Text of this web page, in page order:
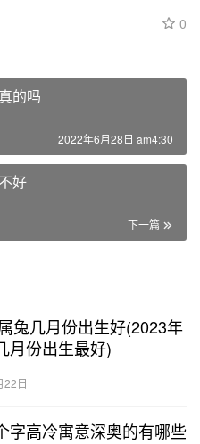
0
的吗
2022年6月28日 am4:30
好
下一篇
兔几月份出生好(2023年
月份出生最好)
22日
字高冷寓意深奥的有哪些